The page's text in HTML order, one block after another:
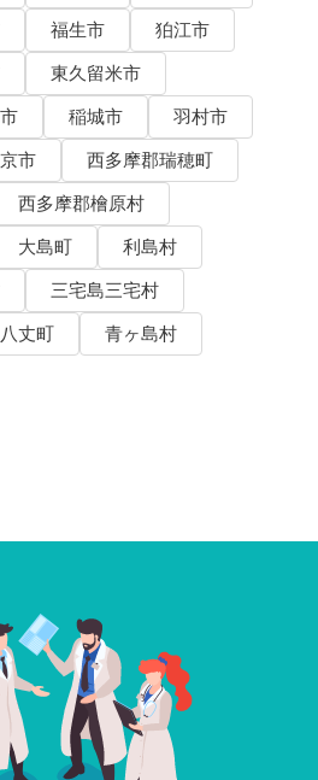
福生市
狛江市
東久留米市
稲城市
羽村市
市
西多摩郡瑞穂町
西多摩郡檜原村
大島町
利島村
三宅島三宅村
丈町
青ヶ島村